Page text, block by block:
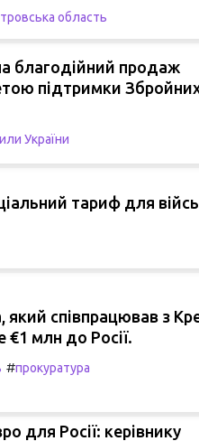
область
благодійний продаж
підтримки
України
тариф для
який співпрацював з
€1 млн до Росії.
#прокуратура
для Росії: керівнику